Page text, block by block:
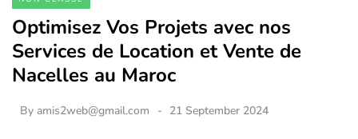
Optimisez Vos Projets avec nos
Services de Location et Vente de
Nacelles au Maroc
By amis2web@gmail.com 21 September 2024